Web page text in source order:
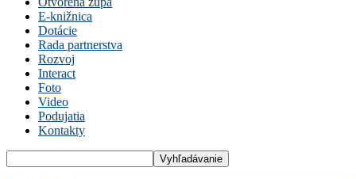
E-knižnica
Dotácie
Rada partnerstva
Rozvoj
Interact
Foto
Video
Podujatia
Kontakty